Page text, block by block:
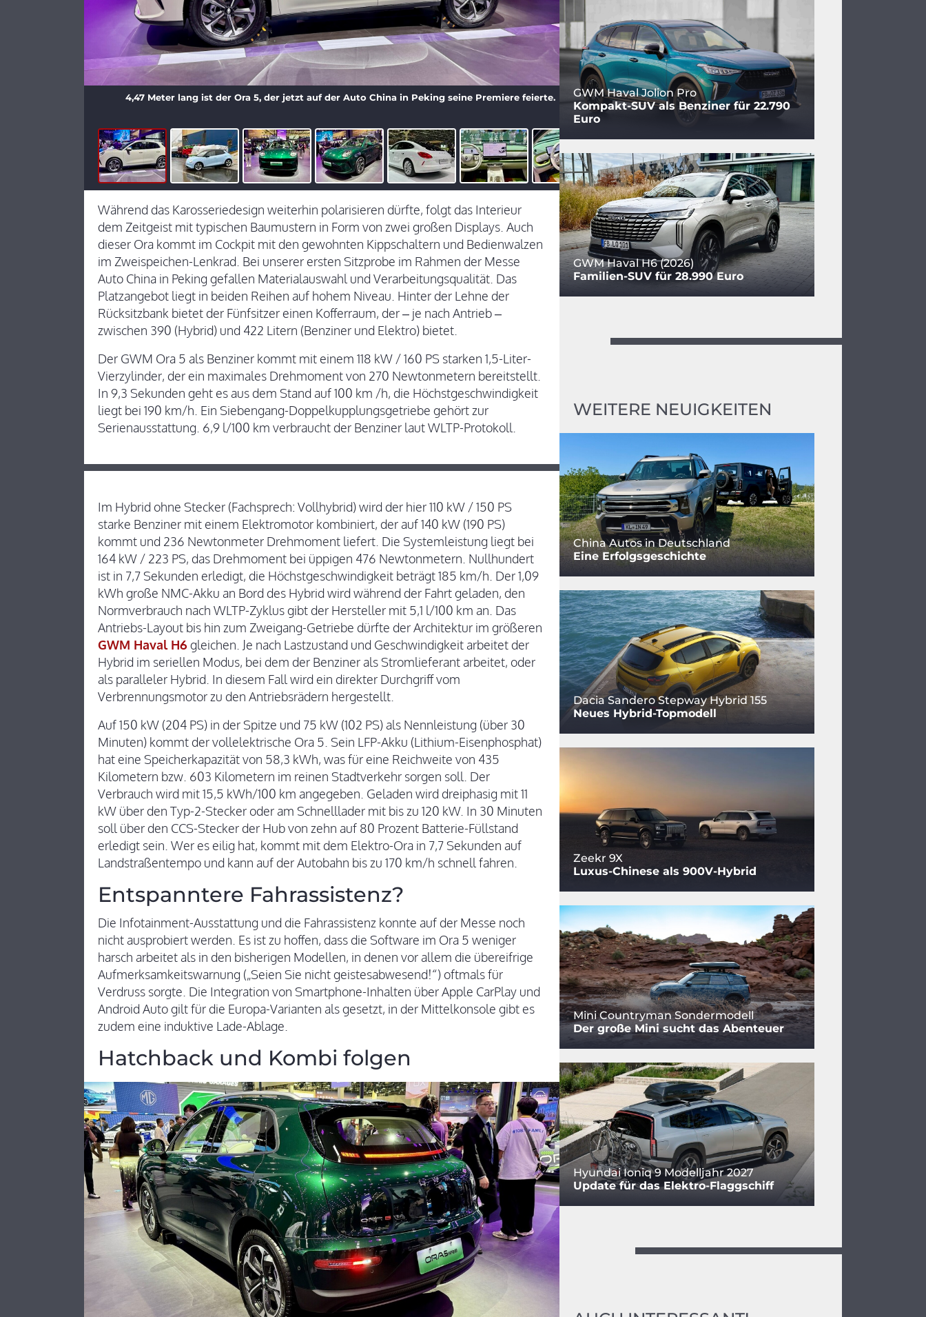
4,47 Meter lang ist der Ora 5, der jetzt auf der Auto China in Peking seine Premiere feierte.
Während das Karosseriedesign weiterhin polarisieren dürfte, folgt das Interieur
dem Zeitgeist mit typischen Baumustern in Form von zwei großen Displays. Auch
dieser Ora kommt im Cockpit mit den gewohnten Kippschaltern und Bedienwalzen
im Zweispeichen-Lenkrad. Bei unserer ersten Sitzprobe im Rahmen der Messe
Auto China in Peking gefallen Materialauswahl und Verarbeitungsqualität. Das
Platzangebot liegt in beiden Reihen auf hohem Niveau. Hinter der Lehne der
Rücksitzbank bietet der Fünfsitzer einen Kofferraum, der – je nach Antrieb –
zwischen 390 (Hybrid) und 422 Litern (Benziner und Elektro) bietet.
Der GWM Ora 5 als Benziner kommt mit einem 118 kW / 160 PS starken 1,5-Liter-
Vierzylinder, der ein maximales Drehmoment von 270 Newtonmetern bereitstellt.
In 9,3 Sekunden geht es aus dem Stand auf 100 km /h, die Höchstgeschwindigkeit
liegt bei 190 km/h. Ein Siebengang-Doppelkupplungsgetriebe gehört zur
Serienausstattung. 6,9 l/100 km verbraucht der Benziner laut WLTP-Protokoll.
Im Hybrid ohne Stecker (Fachsprech: Vollhybrid) wird der hier 110 kW / 150 PS
starke Benziner mit einem Elektromotor kombiniert, der auf 140 kW (190 PS)
kommt und 236 Newtonmeter Drehmoment liefert. Die Systemleistung liegt bei
164 kW / 223 PS, das Drehmoment bei üppigen 476 Newtonmetern. Nullhundert
ist in 7,7 Sekunden erledigt, die Höchstgeschwindigkeit beträgt 185 km/h. Der 1,09
kWh große NMC-Akku an Bord des Hybrid wird während der Fahrt geladen, den
Normverbrauch nach WLTP-Zyklus gibt der Hersteller mit 5,1 l/100 km an. Das
Antriebs-Layout bis hin zum Zweigang-Getriebe dürfte der Architektur im größeren
GWM Haval H6 gleichen. Je nach Lastzustand und Geschwindigkeit arbeitet der
Hybrid im seriellen Modus, bei dem der Benziner als Stromlieferant arbeitet, oder
als paralleler Hybrid. In diesem Fall wird ein direkter Durchgriff vom
Verbrennungsmotor zu den Antriebsrädern hergestellt.
Auf 150 kW (204 PS) in der Spitze und 75 kW (102 PS) als Nennleistung (über 30
Minuten) kommt der vollelektrische Ora 5. Sein LFP-Akku (Lithium-Eisenphosphat)
hat eine Speicherkapazität von 58,3 kWh, was für eine Reichweite von 435
Kilometern bzw. 603 Kilometern im reinen Stadtverkehr sorgen soll. Der
Verbrauch wird mit 15,5 kWh/100 km angegeben. Geladen wird dreiphasig mit 11
kW über den Typ-2-Stecker oder am Schnelllader mit bis zu 120 kW. In 30 Minuten
soll über den CCS-Stecker der Hub von zehn auf 80 Prozent Batterie-Füllstand
erledigt sein. Wer es eilig hat, kommt mit dem Elektro-Ora in 7,7 Sekunden auf
Landstraßentempo und kann auf der Autobahn bis zu 170 km/h schnell fahren.
Entspanntere Fahrassistenz?
Die Infotainment-Ausstattung und die Fahrassistenz konnte auf der Messe noch
nicht ausprobiert werden. Es ist zu hoffen, dass die Software im Ora 5 weniger
harsch arbeitet als in den bisherigen Modellen, in denen vor allem die übereifrige
Aufmerksamkeitswarnung („Seien Sie nicht geistesabwesend!“) oftmals für
Verdruss sorgte. Die Integration von Smartphone-Inhalten über Apple CarPlay und
Android Auto gilt für die Europa-Varianten als gesetzt, in der Mittelkonsole gibt es
zudem eine induktive Lade-Ablage.
Hatchback und Kombi folgen
GWM Haval Jolion Pro
Kompakt-SUV als Benziner für 22.790
Euro
GWM Haval H6 (2026)
Familien-SUV für 28.990 Euro
WEITERE NEUIGKEITEN
China Autos in Deutschland
Eine Erfolgsgeschichte
Dacia Sandero Stepway Hybrid 155
Neues Hybrid-Topmodell
Zeekr 9X
Luxus-Chinese als 900V-Hybrid
Mini Countryman Sondermodell
Der große Mini sucht das Abenteuer
Hyundai Ioniq 9 Modelljahr 2027
Update für das Elektro-Flaggschiff